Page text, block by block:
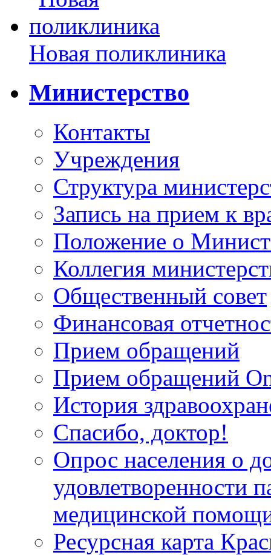
Новая поликлиника
Министерство
Контакты
Учреждения
Структура
Запись на прием к
Положение о
Коллегия
Общественный совет
Финансовая
Прием обращений
Прием обращений
История
Спасибо, доктор!
Опрос населения о
удовлетворенности
медицинской
Ресурсная карта